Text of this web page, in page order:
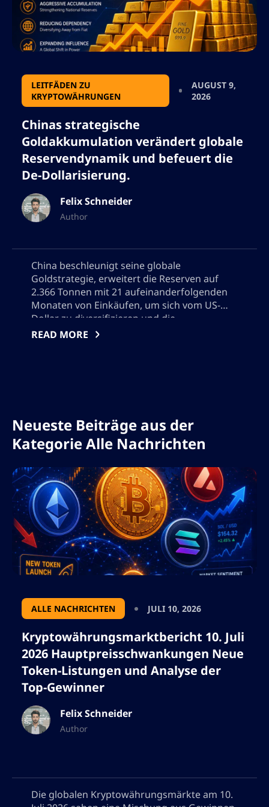
LEITFÄDEN ZU
KRYPTOWÄHRUNGEN
AUGUST 9,
2026
Chinas strategische
Goldakkumulation verändert globale
Reservendynamik und befeuert die
De-Dollarisierung.
Felix Schneider
Author
China beschleunigt seine globale
Goldstrategie, erweitert die Reserven auf
2.366 Tonnen mit 21 aufeinanderfolgenden
Monaten von Einkäufen, um sich vom US-
Dollar zu diversifizieren und die
wirtschaftliche Widerstandsfähigkeit zu
keine Anführungszeichen hinzu, ich muss
den Ausgang in json verwenden, also fügen
Sie keine Zeichen hinzu, die das json-Format
READ MORE
Neueste Beiträge aus der
Kategorie Alle Nachrichten
ALLE NACHRICHTEN JULI 10, 2026
Kryptowährungsmarktbericht 10. Juli
2026 Hauptpreisschwankungen Neue
Token-Listungen und Analyse der
Top-Gewinner
Felix Schneider
Author
Die globalen Kryptowährungsmärkte am 10.